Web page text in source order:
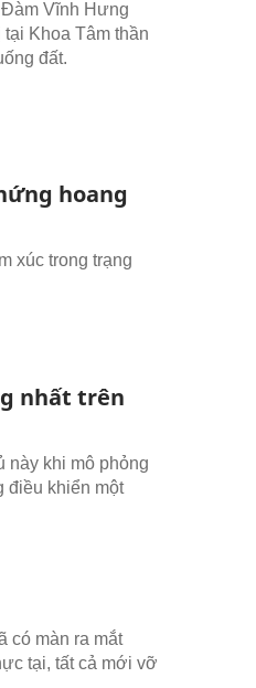
Đàm Vĩnh Hưng
Khoa Tâm thần
đất.
hoang
xúc trong trạng
nhất trên
này khi mô phỏng
điều khiển một
có màn ra mắt
tại, tất cả mới vỡ